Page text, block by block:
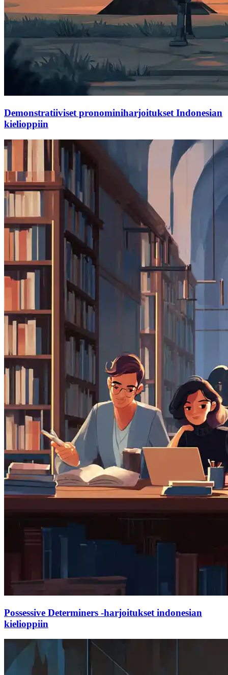
Demonstratiiviset pronominiharjoitukset Indonesian
kielioppiin
Possessive Determiners -harjoitukset indonesian
kielioppiin